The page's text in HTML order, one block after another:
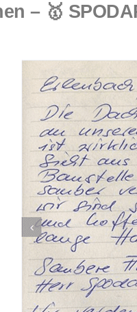
– 🥇